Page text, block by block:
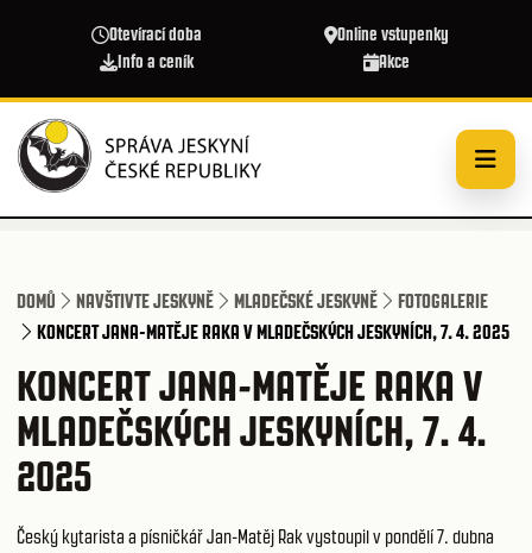
Otevírací doba
Online vstupenky
Info a ceník
Akce
DOMŮ NAVŠTIVTE JESKYNĚ MLADEČSKÉ JESKYNĚ
FOTOGALERIE
KONCERT JANA-MATĚJE RAKA V MLADEČSKÝCH JESKYNÍCH, 7. 4. 2025
KONCERT JANA-MATĚJE RAKA V
MLADEČSKÝCH JESKYNÍCH, 7. 4.
2025
Český kytarista a písničkář Jan-Matěj Rak vystoupil v pondělí 7. dubna